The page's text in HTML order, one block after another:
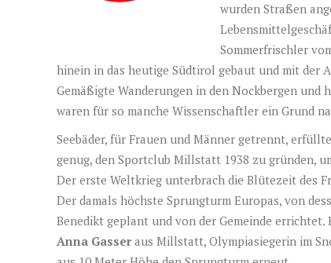
wurden Straßen
Sommerfrischler
hinein in das heutige Südtirol gebaut und mit der
Gemäßigte Wanderungen in den Nockbergen
waren für so manche Wissenschaftler ein Grund
Seebäder, für Frauen und Männer getrennt,
genug, den Sportclub Millstatt 1938 zu gründen,
Der erste Weltkrieg unterbrach die Blütezeit des
Der damals höchste Sprungturm Europas, von
Benedikt geplant und von der Gemeinde
Anna Gasseraus Millstatt, Olympiasiegerin im